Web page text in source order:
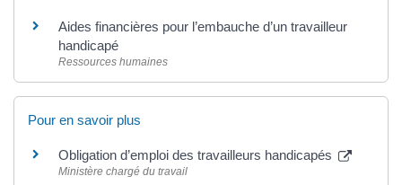
Aides financières pour l’embauche d’un travailleur
handicapé
Ressources humaines
Pour en savoir plus
Obligation d’emploi des travailleurs handicapés
Ministère chargé du travail